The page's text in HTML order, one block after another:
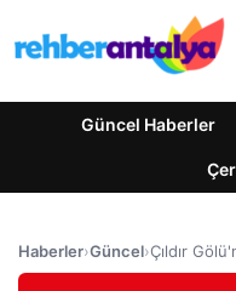
Güncel Haberler
Haberler›Güncel›Çıldır